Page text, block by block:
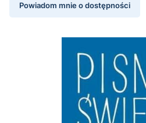
Powiadom mnie o dostępności